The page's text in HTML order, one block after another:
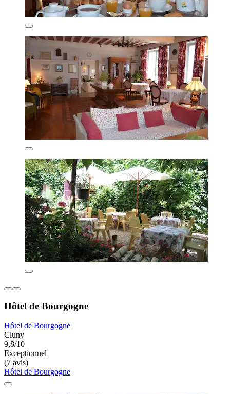
Hôtel de Bourgogne
Hôtel de Bourgogne
Cluny
9,8/10
Exceptionnel
(7 avis)
Hôtel de Bourgogne